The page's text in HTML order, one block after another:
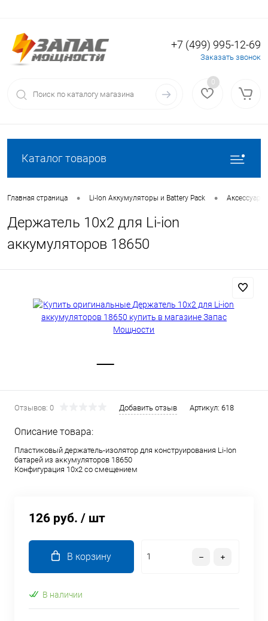
Вход Регистрация
+7 (499) 995-12-69
Заказать звонок
0
Каталог товаров
Главная страница • Li-Ion Аккумуляторы и Battery Pack • Аксессуары
Держатель 10х2 для Li-ion
аккумуляторов 18650
Отзывов: 0 Добавить отзыв Артикул: 618
Описание товара:
Пластиковый держатель-изолятор для конструирования Li-Ion
батарей из аккумуляторов 18650
Конфигурация 10x2 со смещением
126 руб. / шт
В корзину
В наличии